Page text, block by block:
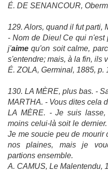
É. DE SENANCOUR,
129. Alors, quand il fut parti,
- Nom de Dieu! Ce qui n'est
j'aime qu'on soit calme,
s'entendre; mais, à la fin, ils
É. ZOLA, Germinal, 1885, p.
130. LA MÈRE, plus bas. -
MARTHA. - Vous dites cela
LA MÈRE. - Je suis
moins celui-là soit le
Je me soucie peu de mourir
nos plaines, mais je
partions ensemble.
A. CAMUS, Le Malentendu,